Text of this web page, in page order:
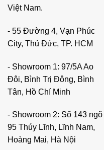
Việt Nam.
- 55 Đường 4, Vạn Phúc
City, Thủ Đức, TP. HCM
- Showroom 1: 97/5A Ao
Đôi, Bình Trị Đông, Bình
Tân, Hồ Chí Minh
- Showroom 2: Số 143 ngõ
95 Thúy Lĩnh, Lĩnh Nam,
Hoàng Mai, Hà Nội